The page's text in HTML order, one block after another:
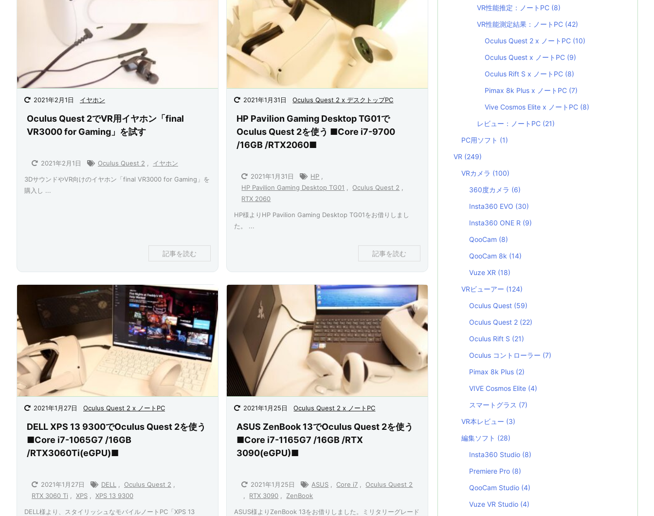
2021年2月1日 イヤホン
Oculus Quest 2でVR用イヤホン「final
VR3000 for Gaming」を試す
2021年2月1日 Oculus Quest 2 イヤホン
3DサウンドやVR向けのイヤホン「final VR3000 for Gaming」を
購入し ...
記事を読む
2021年1月31日 Oculus Quest 2 x デスクトップPC
HP Pavilion Gaming Desktop TG01で
Oculus Quest 2を使う ■Core i7-9700
/16GB /RTX2060■
2021年1月31日 HP
HP Pavilion Gaming Desktop TG01
Oculus Quest 2
RTX 2060
HP様よりHP Pavilion Gaming Desktop TG01をお借りしまし
た。 ...
記事を読む
2021年1月27日 Oculus Quest 2 x ノートPC
DELL XPS 13 9300でOculus Quest 2を使う
■Core i7-1065G7 /16GB
/RTX3060Ti(eGPU)■
2021年1月27日 DELL Oculus Quest 2
RTX 3060 Ti
XPS XPS 13 9300
DELL様より、スタイリッシュなモバイルノートPC「XPS 13
2021年1月25日 Oculus Quest 2 x ノートPC
ASUS ZenBook 13でOculus Quest 2を使う
■Core i7-1165G7 /16GB /RTX
3090(eGPU)■
2021年1月25日 ASUS Core i7
Oculus Quest 2
RTX 3090 ZenBook
ASUS様よりZenBook 13をお借りしました。ミリタリーグレード
VR性能推定：ノートPC (8)
VR性能測定結果：ノートPC (42)
Oculus Quest 2 x ノートPC (10)
Oculus Quest x ノートPC (9)
Oculus Rift S x ノートPC (8)
Pimax 8k Plus x ノートPC (7)
Vive Cosmos Elite x ノートPC (8)
レビュー：ノートPC (21)
PC用ソフト (1)
VR (249)
VRカメラ (100)
360度カメラ (6)
Insta360 EVO (30)
Insta360 ONE R (9)
QooCam (8)
QooCam 8k (14)
Vuze XR (18)
VRビューアー (124)
Oculus Quest (59)
Oculus Quest 2 (22)
Oculus Rift S (21)
Oculus コントローラー (7)
Pimax 8k Plus (2)
VIVE Cosmos Elite (4)
スマートグラス (7)
VR本レビュー (3)
編集ソフト (28)
Insta360 Studio (8)
Premiere Pro (8)
QooCam Studio (4)
Vuze VR Studio (4)